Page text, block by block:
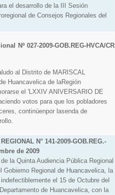
el desarrollo de la III Sesión
de Consejos Regionales del
Nº 027-2009-GOB.REG-HVCA/CR
al Distrito de MARISCAL
Huancavelica de laRegión
el 'LXXIV ANIVERSARIO DE
votos para que los pobladores
continúenpor lasenda de
N° 141-2009-GOB.REG.-
de 2009
la Quinta Audiencia Pública Regional
Gobiemo Regional de Huancavelica, la
el 15 de Octubre del
de Huancavelica, con la